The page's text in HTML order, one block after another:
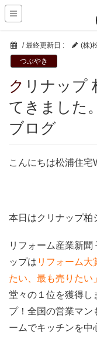
/ 最終更新日 :
(株)
つぶやき
クリナップ 柏ショールームへ行っ
てきました
ブログ
こんにちは松浦住宅
本日はクリナップ柏
リフォーム産業新
ップは リフォーム大
たい、最も売りたい
堂々の１位を獲得し
プ！全国の営業マン
ームでキッチンを中